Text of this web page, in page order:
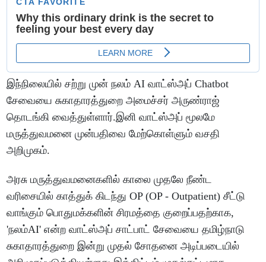
இந்நிலையில் சற்று முன் நலம் AI வாட்ஸ்அப் Chatbot
சேவையை சுகாதாரத்துறை அமைச்சர் அருண்ராஜ்
தொடங்கி வைத்துள்ளார்.இனி வாட்ஸ்அப் மூலமே
மருத்துவமனை முன்பதிவை மேற்கொள்ளும் வசதி
அறிமுகம்.
அரசு மருத்துவமனைகளில் காலை முதலே நீண்ட
வரிசையில் காத்துக் கிடந்து OP (OP - Outpatient) சீட்டு
வாங்கும் பொதுமக்களின் சிரமத்தை குறைப்பதற்காக,
'நலம்AI' என்ற வாட்ஸ்அப் சாட்பாட் சேவையை தமிழ்நாடு
சுகாதாரத்துறை இன்று முதல் சோதனை அடிப்படையில்